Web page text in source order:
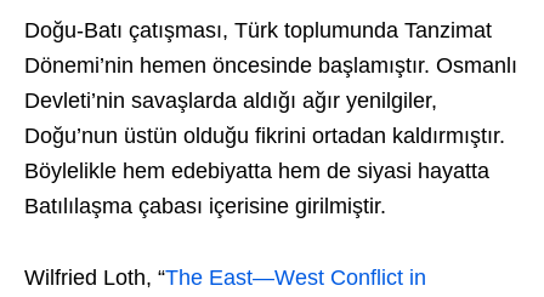
Doğu-Batı çatışması, Türk toplumunda Tanzimat
Dönemi’nin hemen öncesinde başlamıştır. Osmanlı
Devleti’nin savaşlarda aldığı ağır yenilgiler,
Doğu’nun üstün olduğu fikrini ortadan kaldırmıştır.
Böylelikle hem edebiyatta hem de siyasi hayatta
Batılılaşma çabası içerisine girilmiştir.
Wilfried Loth, “The East—West Conflict in